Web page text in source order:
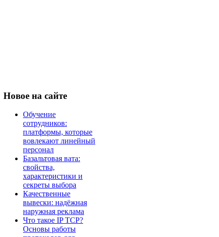
Новое на сайте
Обучение
сотрудников:
платформы, которые
вовлекают линейный
персонал
Базальтовая вата:
свойства,
характеристики и
секреты выбора
Качественные
вывески: надёжная
наружная реклама
Что такое IP TCP?
Основы работы